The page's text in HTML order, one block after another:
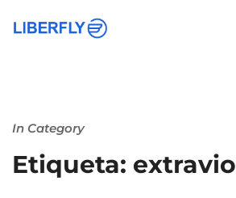
In Category
Etiqueta: extravio